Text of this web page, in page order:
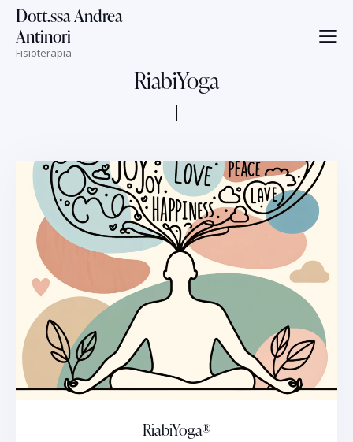
Dott.ssa Andrea
Antinori
Fisioterapia
RiabiYoga
RiabiYoga®